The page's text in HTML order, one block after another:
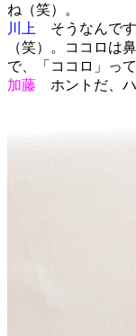
ね（笑）。
川上
そうなんです
（笑）。ココロは
で、「ココロ」っ
加藤 ホントだ、